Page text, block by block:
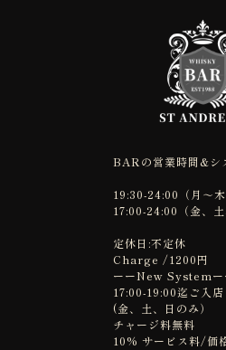
BARの営業時間&シ
19:30-24:00（月～木
17:00-24:00（金、土
定休日:不定休
Charge /1200円
ーーNew Systemー
17:00-19:00迄ご入店
(金、土、日のみ）
チャージ料無料
10% サービス料/価